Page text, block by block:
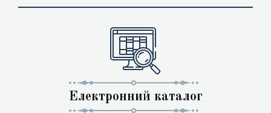
Електронний каталог